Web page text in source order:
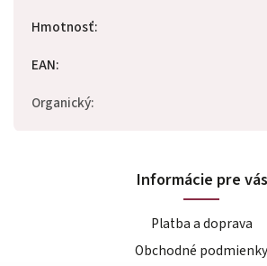
Hmotnosť:
EAN:
Organický:
Informácie pre vás
Platba a doprava
Obchodné podmienky